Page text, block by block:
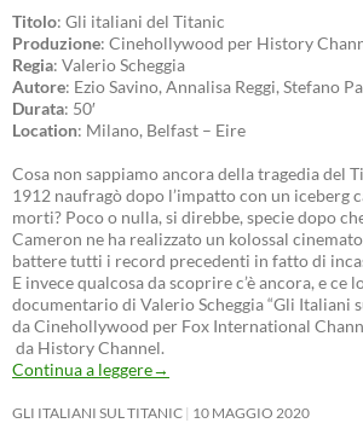
Titolo: Gli italiani del Titanic
Produzione: Cinehollywood per History
Regia: Valerio Scheggia
Autore: Ezio Savino, Annalisa Reggi, Stefano
Durata: 50′
Location: Milano, Belfast – Eire
Cosa non sappiamo ancora della tragedia del
1912 naufragò dopo l’impatto con un iceberg
morti? Poco o nulla, si direbbe, specie dopo
Cameron ne ha realizzato un kolossal
battere tutti i record precedenti in fatto di
E invece qualcosa da scoprire c’è ancora, e ce
documentario di Valerio Scheggia “Gli Italiani
da Cinehollywood per Fox International
da History Channel.
Continua a leggere→
GLI ITALIANI SUL TITANIC 10 MAGGIO 2020